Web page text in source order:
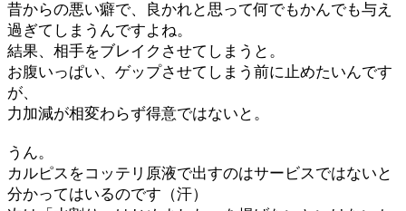
昔からの悪い癖で、良かれと思って何でもかんでも与え
過ぎてしまうんですよね。
結果、相手をブレイクさせてしまうと。
お腹いっぱい、ゲップさせてしまう前に止めたいんです
が、
力加減が相変わらず得意ではないと。
うん。
カルピスをコッテリ原液で出すのはサービスではないと
分かってはいるのです（汗）